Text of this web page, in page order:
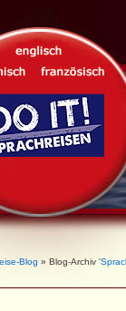
Blog » Blog-Archiv '